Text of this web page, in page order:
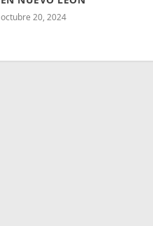
octubre 20, 2024